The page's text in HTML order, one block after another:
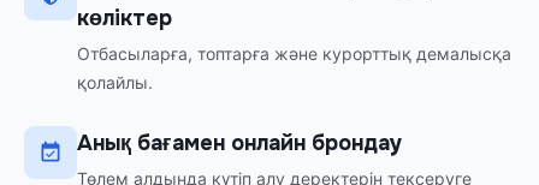
көліктер
Отбасыларға, топтарға және курорттық демалысқа
қолайлы.
Анық бағамен онлайн брондау
Төлем алдында күтіп алу деректерін тексеруге